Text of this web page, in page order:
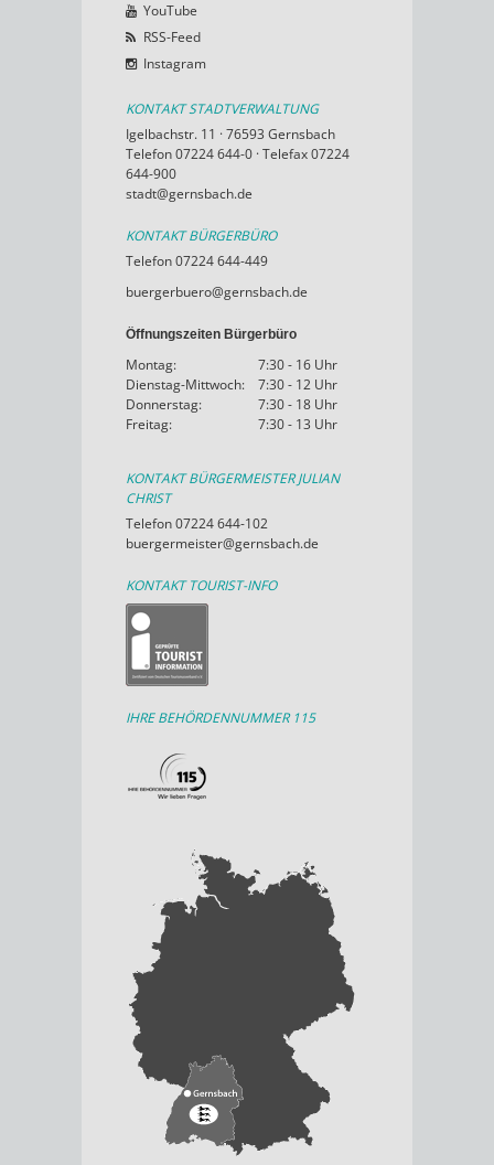
YouTube
RSS-Feed
Instagram
KONTAKT STADTVERWALTUNG
Igelbachstr. 11 · 76593 Gernsbach
Telefon 07224 644-0 · Telefax 07224
644-900
stadt@gernsbach.de
KONTAKT BÜRGERBÜRO
Telefon 07224 644-449
buergerbuero@gernsbach.de
Öffnungszeiten Bürgerbüro
Montag:
7:30 - 16 Uhr
Dienstag-Mittwoch:
7:30 - 12 Uhr
Donnerstag:
7:30 - 18 Uhr
Freitag:
7:30 - 13 Uhr
KONTAKT BÜRGERMEISTER JULIAN
CHRIST
Telefon 07224 644-102
buergermeister@gernsbach.de
KONTAKT TOURIST-INFO
IHRE BEHÖRDENNUMMER 115